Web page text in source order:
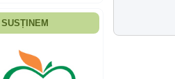
Fiica mea s-a nascut
ani, privind in urma
realizez cat de multe
greseli am facut in
SUSȚINEM